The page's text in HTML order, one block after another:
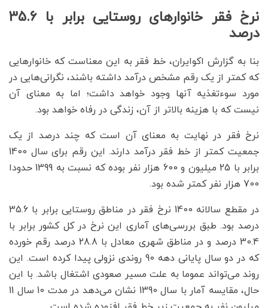
نرخ فقر خانوارهای روستایی برابر با 35.6
درصد
بنا به گزارش اکوایران، خط فقر به این معناست که خانوارهایی
که کمتر از یک رقم مشخص درآمد داشته باشند، نگرانی‌هایی در
مورد سوءتغذیه آنها وجود خواهد داشت؛ اما به معنای آن
نیست که با هزینه بالاتر از آن، زندگی در رفاه خواهد بود.
نرخ فقر در نهایت به معنای آن است که چند درصد از یک
جمعیت کمتر از خط فقر درآمد دارند. این رقم برای سال 1400
برابر با 25 میلیون و 600 هزار نفر بوده که نسبت به 1399 حدودا
700 هزار نفر کمتر شده بود.
در مقطع سالانه 1400 نرخ فقر در مناطق روستایی برابر با 35.6
درصد بود. طبق بررسی‌های آماری این نرخ در کل کشور برابر با
30.4 درصد و در مناطق شهری معادل با 28.8 درصد رقم خورده
که در دو سال پایانی دهه 90 روندی نزولی پیدا کرده است. این
روند می‌تواند عموما به علت مسیر صعودی اشتغال باشد. با این
حال، مقایسه آمار با سال 1390 نشان می‌دهد در مدت 10 سال 11